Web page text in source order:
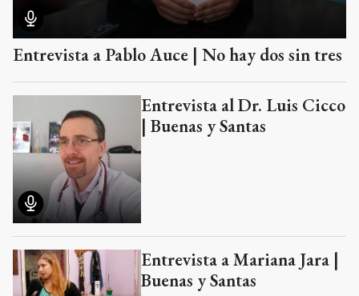
Entrevista a Pablo Auce | No hay dos sin tres
Entrevista al Dr. Luis Cicco
| Buenas y Santas
Entrevista a Mariana Jara |
Buenas y Santas